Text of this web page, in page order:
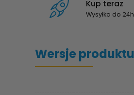
Kup teraz
Wysyłka do 24h
Wersje produktu